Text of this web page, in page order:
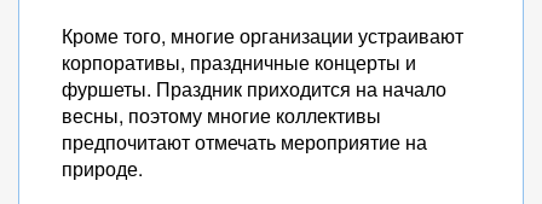
Кроме того, многие организации устраивают
корпоративы, праздничные концерты и
фуршеты. Праздник приходится на начало
весны, поэтому многие коллективы
предпочитают отмечать мероприятие на
природе.